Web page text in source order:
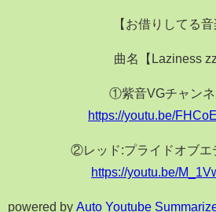
【お借りしてる音
曲名【Laziness
①紫音VGチャンネ
https://youtu.be/
②レッド:プライドオブエ
https://youtu.be/
powered by Auto Youtube